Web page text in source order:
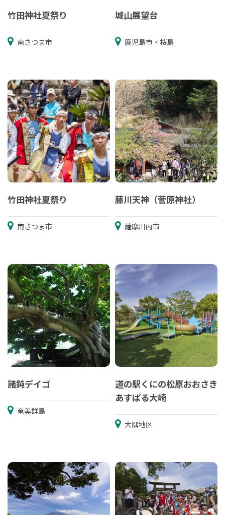
竹田神社夏祭り
南さつま市
城山展望台
鹿児島市・桜島
竹田神社夏祭り
南さつま市
藤川天神（菅原神社）
薩摩川内市
諸鈍デイゴ
奄美群島
道の駅くにの松原おおさき
あすぱる大崎
大隅地区